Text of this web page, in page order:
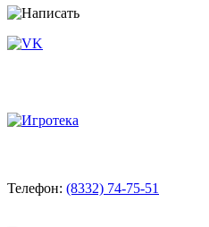
Телефон: (8332) 74-75-51